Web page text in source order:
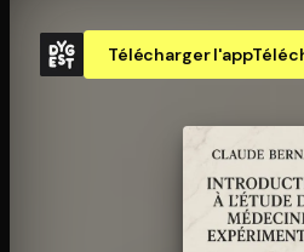
Télécharger l'app